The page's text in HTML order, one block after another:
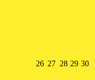
2626.
2727.
2828.
2929.
30